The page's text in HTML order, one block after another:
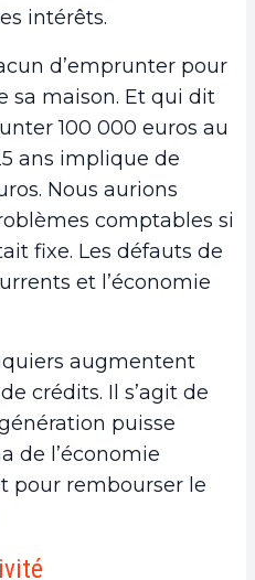
intérêts.
d’emprunter pour
sa maison. Et qui dit
100 000 euros au
ans implique de
Nous aurions
comptables si
fixe. Les défauts de
et l’économie
augmentent
crédits. Il s’agit de
puisse
de l’économie
pour rembourser le